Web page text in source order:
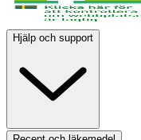
Hjälp och support